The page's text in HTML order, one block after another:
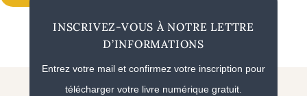
INSCRIVEZ-VOUS À NOTRE LETTRE
D’INFORMATIONS
Entrez votre mail et confirmez votre inscription pour
télécharger votre livre numérique gratuit.